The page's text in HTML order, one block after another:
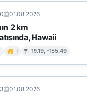
01.08.2026
2 km
Hawaii
I 19.19, -155.49
01.08.2026